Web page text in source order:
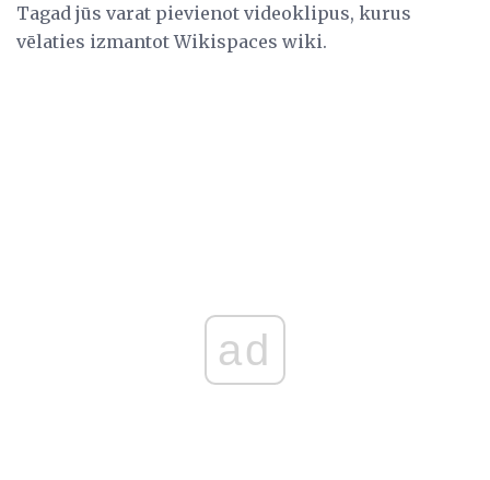
Tagad jūs varat pievienot videoklipus, kurus
vēlaties izmantot Wikispaces wiki.
ad